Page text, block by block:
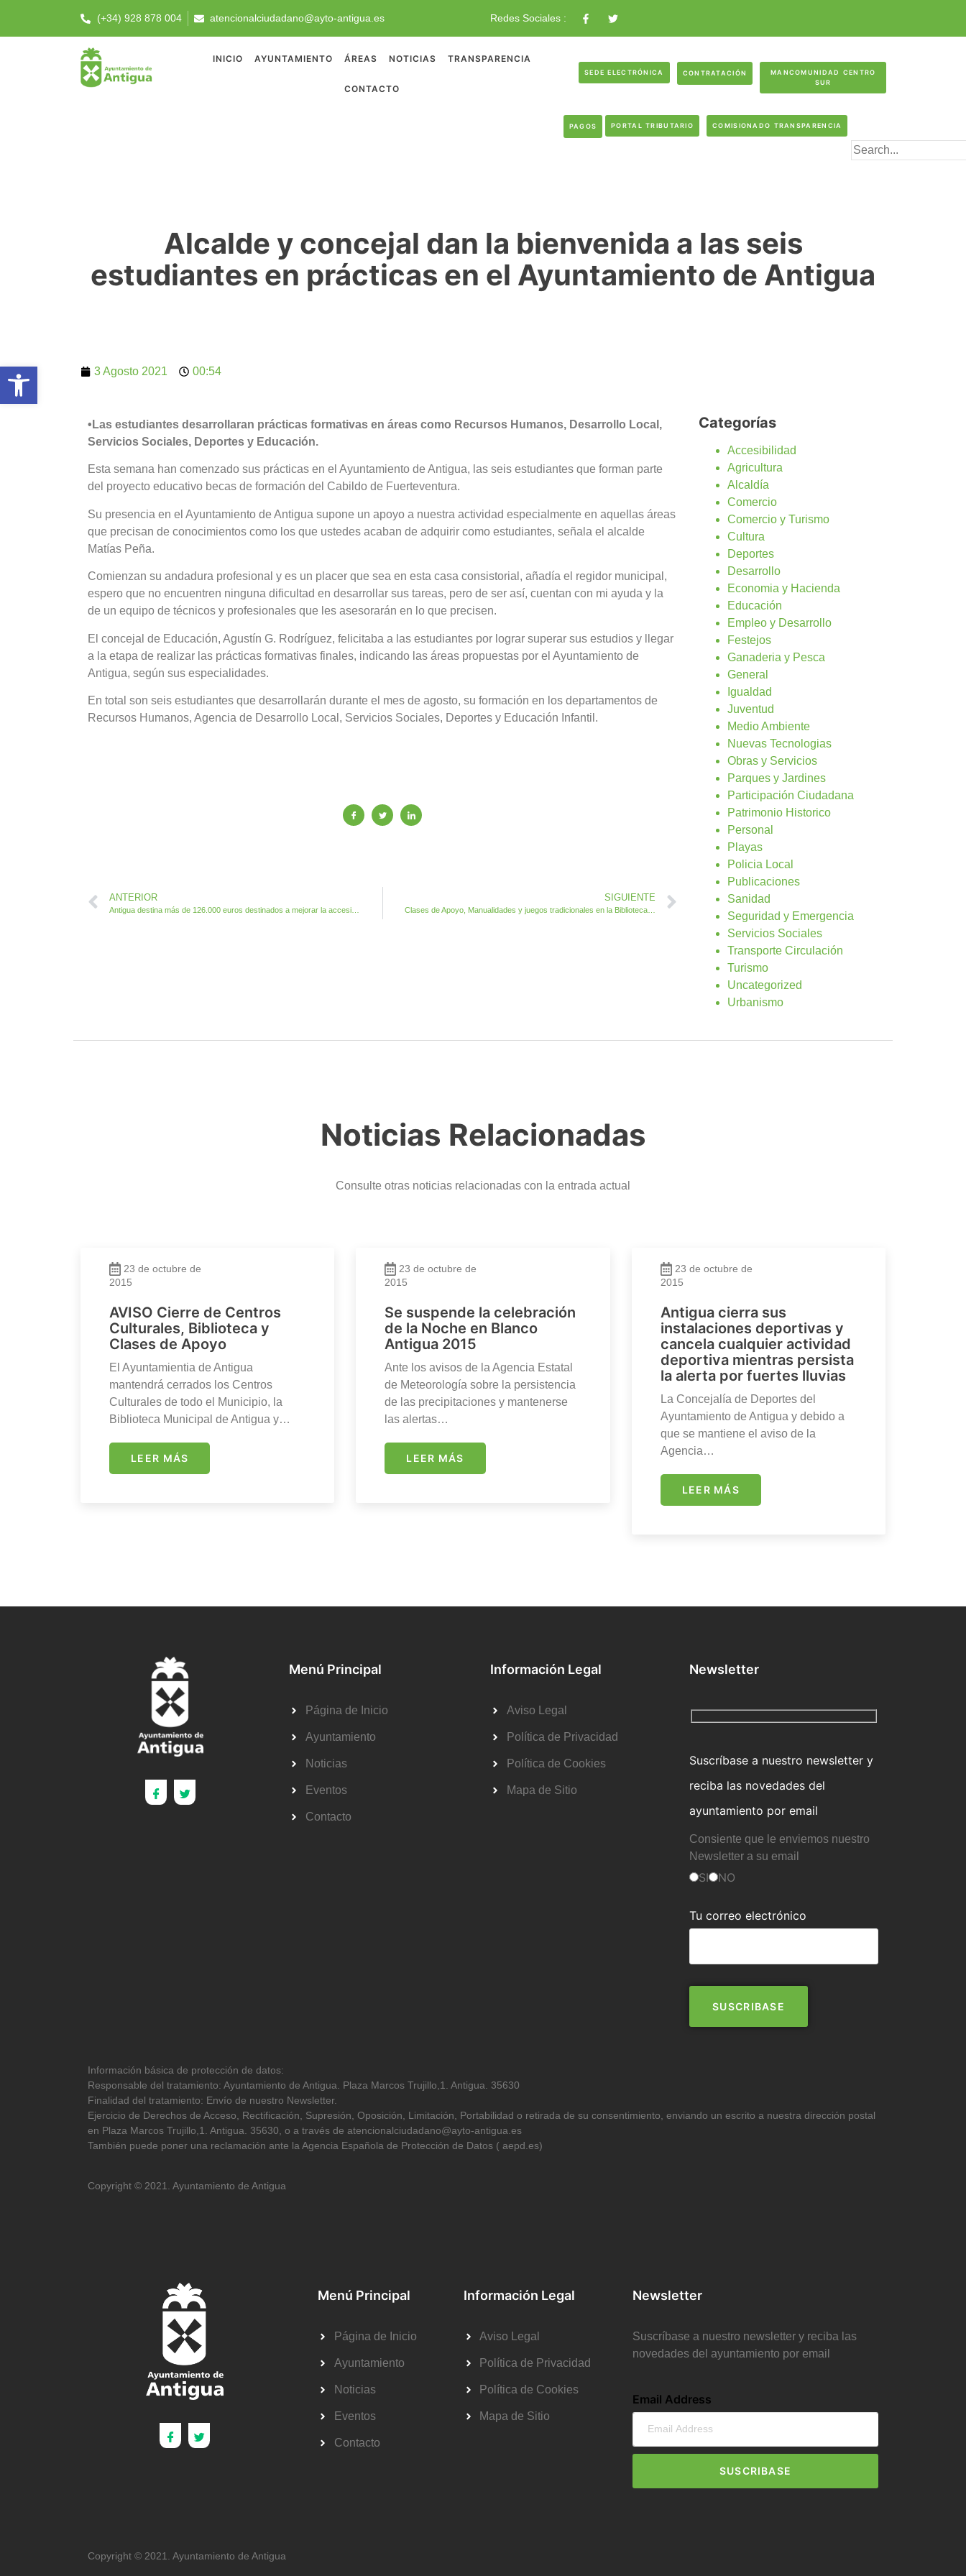
(+34) 928 878 004 atencionalciudadano@ayto-antigua.es Redes Sociales :
INICIO AYUNTAMIENTO ÁREAS NOTICIAS TRANSPARENCIA
CONTACTO
SEDE ELECTRÓNICA CONTRATACIÓN
MANCOMUNIDAD CENTRO
SUR
PAGOS PORTAL TRIBUTARIO COMISIONADO TRANSPARENCIA
Alcalde y concejal dan la bienvenida a las seis
estudiantes en prácticas en el Ayuntamiento de Antigua
3 Agosto 2021 00:54
•Las estudiantes desarrollaran prácticas formativas en áreas como Recursos Humanos, Desarrollo Local,
Servicios Sociales, Deportes y Educación.
Esta semana han comenzado sus prácticas en el Ayuntamiento de Antigua, las seis estudiantes que forman parte
del proyecto educativo becas de formación del Cabildo de Fuerteventura.
Su presencia en el Ayuntamiento de Antigua supone un apoyo a nuestra actividad especialmente en aquellas áreas
que precisan de conocimientos como los que ustedes acaban de adquirir como estudiantes, señala el alcalde
Matías Peña.
Comienzan su andadura profesional y es un placer que sea en esta casa consistorial, añadía el regidor municipal,
espero que no encuentren ninguna dificultad en desarrollar sus tareas, pero de ser así, cuentan con mi ayuda y la
de un equipo de técnicos y profesionales que les asesorarán en lo que precisen.
El concejal de Educación, Agustín G. Rodríguez, felicitaba a las estudiantes por lograr superar sus estudios y llegar
a la etapa de realizar las prácticas formativas finales, indicando las áreas propuestas por el Ayuntamiento de
Antigua, según sus especialidades.
En total son seis estudiantes que desarrollarán durante el mes de agosto, su formación en los departamentos de
Recursos Humanos, Agencia de Desarrollo Local, Servicios Sociales, Deportes y Educación Infantil.
ANTERIOR SIGUIENTE
Clases de Apoyo, Manualidades y juegos tradicionales en la Biblioteca y centros culturales
Categorías
Accesibilidad
Agricultura
Alcaldía
Comercio
Comercio y Turismo
Cultura
Deportes
Desarrollo
Economia y Hacienda
Educación
Empleo y Desarrollo
Festejos
Ganaderia y Pesca
General
Igualdad
Juventud
Medio Ambiente
Nuevas Tecnologias
Obras y Servicios
Parques y Jardines
Participación Ciudadana
Patrimonio Historico
Personal
Playas
Policia Local
Publicaciones
Sanidad
Seguridad y Emergencia
Servicios Sociales
Transporte Circulación
Turismo
Uncategorized
Urbanismo
Noticias Relacionadas
Consulte otras noticias relacionadas con la entrada actual
23 de octubre de
2015
AVISO Cierre de Centros
Culturales, Biblioteca y
Clases de Apoyo
El Ayuntamientia de Antigua
mantendrá cerrados los Centros
Culturales de todo el Municipio, la
Biblioteca Municipal de Antigua y…
LEER MÁS
23 de octubre de
2015
Se suspende la celebración
de la Noche en Blanco
Antigua 2015
Ante los avisos de la Agencia Estatal
de Meteorología sobre la persistencia
de las precipitaciones y mantenerse
las alertas…
LEER MÁS
23 de octubre de
2015
Antigua cierra sus
instalaciones deportivas y
cancela cualquier actividad
deportiva mientras persista
la alerta por fuertes lluvias
La Concejalía de Deportes del
Ayuntamiento de Antigua y debido a
que se mantiene el aviso de la
Agencia…
LEER MÁS
Menú Principal
Página de Inicio
Ayuntamiento
Noticias
Eventos
Contacto
Información Legal
Aviso Legal
Política de Privacidad
Política de Cookies
Mapa de Sitio
Newsletter
Suscríbase a nuestro newsletter y
reciba las novedades del
ayuntamiento por email
Consiente que le enviemos nuestro
Newsletter a su email
SI NO
Tu correo electrónico
Información básica de protección de datos:
Responsable del tratamiento: Ayuntamiento de Antigua. Plaza Marcos Trujillo,1. Antigua. 35630
Finalidad del tratamiento: Envío de nuestro Newsletter.
Ejercicio de Derechos de Acceso, Rectificación, Supresión, Oposición, Limitación, Portabilidad o retirada de su consentimiento, enviando un escrito a nuestra dirección postal
en Plaza Marcos Trujillo,1. Antigua. 35630, o a través de atencionalciudadano@ayto-antigua.es
También puede poner una reclamación ante la Agencia Española de Protección de Datos ( aepd.es)
Copyright © 2021. Ayuntamiento de Antigua
Menú Principal
Página de Inicio
Ayuntamiento
Noticias
Eventos
Contacto
Información Legal
Aviso Legal
Política de Privacidad
Política de Cookies
Mapa de Sitio
Newsletter
Suscríbase a nuestro newsletter y reciba las
novedades del ayuntamiento por email
Email Address
SUSCRIBASE
Copyright © 2021. Ayuntamiento de Antigua
Abrir barra de herramientas